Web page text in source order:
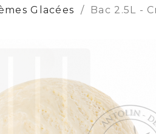
Glacées Bac 2.5L -